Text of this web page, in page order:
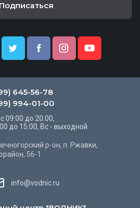
Подписаться
645-56-78
994-01-00
09:00 до 20:00,
до 15:00, Вс - выходной
р-он, п. Ржавки,
56-1
info@vodnic.ru